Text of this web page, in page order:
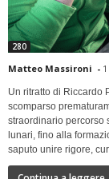
280
Matteo Massironi -
Un ritratto di Riccardo
scomparso
straordinario percorso
lunari, fino alla
saputo unire rigore,